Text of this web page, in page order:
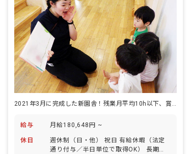
給与 月給180,648円 ~
休日
週休制（日・他） 祝日 有給休暇（法定
通り付与／半日単位で取得OK） 長期休